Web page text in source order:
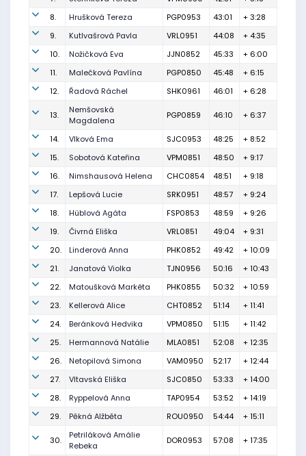
8.
Hrušková Tereza PGP0953 43:01
+ 3:28
9.
Kutlvašrová Pavla VRL0951 44:08
+ 4:35
10.
Nožičková Eva JJN0852 45:33
+ 6:00
11.
Malečková Pavlína PGP0850 45:48
+ 6:15
12.
Řadová Ráchel SHK0961 46:01 + 6:28
13.
Nemšovská
Magdalena
PGP0859 46:10 + 6:37
14. Vlková Ema SJC0953 48:25
+ 8:52
15.
Sobotová Kateřina VPM0851 48:50
+ 9:17
16.
Nimshausová Helena CHC0854 48:51
+ 9:18
17.
Lepšová Lucie SRK0951 48:57
+ 9:24
18.
Hüblová Agáta FSP0853 48:59
+ 9:26
19.
Čivrná Eliška VRL0851 49:04
+ 9:31
20.
Linderová Anna PHK0852 49:42
+ 10:09
21.
Janatová Violka TJN0956 50:16
+ 10:43
22.
Matoušková Markéta PHK0855 50:32
+ 10:59
23.
Kellerová Alice CHT0852 51:14
+ 11:41
24.
Beránková Hedvika VPM0850 51:15
+ 11:42
25.
Hermannová Natálie MLA0851 52:08
+ 12:35
26.
Netopilová Simona VAM0950 52:17
+ 12:44
27.
Vltavská Eliška SJC0850 53:33
+ 14:00
28.
Ryppelová Anna TAP0954 53:52
+ 14:19
29.
Pěkná Alžběta ROU0950 54:44 + 15:11
30.
Petriláková Amálie
Rebeka
DOR0953 57:08 + 17:35